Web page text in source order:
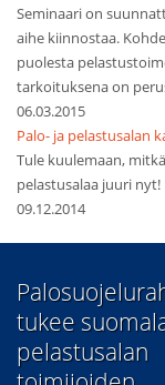
Seminaari on
aihe kiinnostaa.
puolesta
tarkoituksena on
06.03.2015
Palo- ja pelastusalan
Tule kuulemaan,
pelastusalaa juuri nyt!
09.12.2014
tukee
pelastusalan